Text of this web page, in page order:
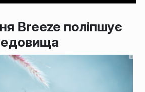
Breeze поліпшує